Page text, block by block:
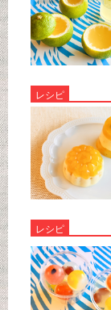
レシピ
レシピ